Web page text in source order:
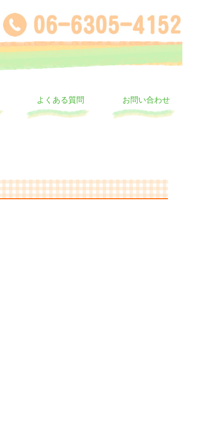
よくある質問 お問い合わせ